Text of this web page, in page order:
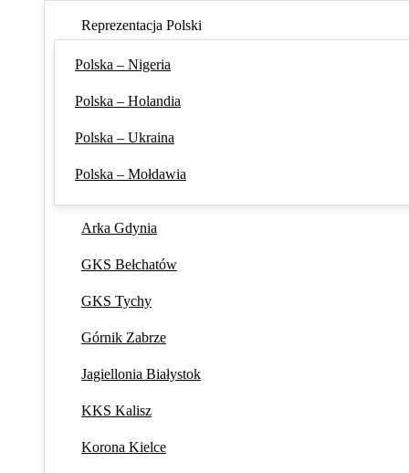
Reprezentacja Polski
Polska – Nigeria
Polska – Holandia
Polska – Ukraina
Polska – Mołdawia
Arka Gdynia
GKS Bełchatów
GKS Tychy
Górnik Zabrze
Jagiellonia Białystok
KKS Kalisz
Korona Kielce